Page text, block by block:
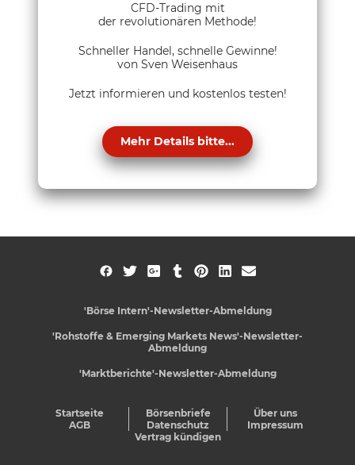
CFD-Trading mit
der revolutionären Methode!
Schneller Handel, schnelle Gewinne!
von Sven Weisenhaus
Jetzt informieren und kostenlos testen!
Mehr Details bitte...
'Börse Intern'-Newsletter-Abmeldung
'Rohstoffe & Emerging Markets News'-Newsletter-
Abmeldung
'Marktberichte'-Newsletter-Abmeldung
Startseite Börsenbriefe
Über uns
AGB
Datenschutz
Impressum
Vertrag kündigen